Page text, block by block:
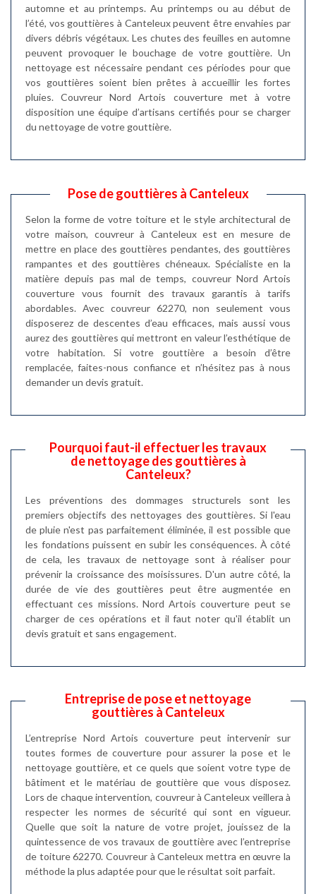
automne et au printemps. Au printemps ou au début de
l’été, vos gouttières à Canteleux peuvent être envahies par
divers débris végétaux. Les chutes des feuilles en automne
peuvent provoquer le bouchage de votre gouttière. Un
nettoyage est nécessaire pendant ces périodes pour que
vos gouttières soient bien prêtes à accueillir les fortes
pluies. Couvreur Nord Artois couverture met à votre
disposition une équipe d’artisans certifiés pour se charger
du nettoyage de votre gouttière.
Pose de gouttières à Canteleux
Selon la forme de votre toiture et le style architectural de
votre maison, couvreur à Canteleux est en mesure de
mettre en place des gouttières pendantes, des gouttières
rampantes et des gouttières chéneaux. Spécialiste en la
matière depuis pas mal de temps, couvreur Nord Artois
couverture vous fournit des travaux garantis à tarifs
abordables. Avec couvreur 62270, non seulement vous
disposerez de descentes d’eau efficaces, mais aussi vous
aurez des gouttières qui mettront en valeur l’esthétique de
votre habitation. Si votre gouttière a besoin d’être
remplacée, faites-nous confiance et n’hésitez pas à nous
demander un devis gratuit.
Pourquoi faut-il effectuer les travaux
de nettoyage des gouttières à
Canteleux?
Les préventions des dommages structurels sont les
premiers objectifs des nettoyages des gouttières. Si l'eau
de pluie n'est pas parfaitement éliminée, il est possible que
les fondations puissent en subir les conséquences. À côté
de cela, les travaux de nettoyage sont à réaliser pour
prévenir la croissance des moisissures. D'un autre côté, la
durée de vie des gouttières peut être augmentée en
effectuant ces missions. Nord Artois couverture peut se
charger de ces opérations et il faut noter qu'il établit un
devis gratuit et sans engagement.
Entreprise de pose et nettoyage
gouttières à Canteleux
L’entreprise Nord Artois couverture peut intervenir sur
toutes formes de couverture pour assurer la pose et le
nettoyage gouttière, et ce quels que soient votre type de
bâtiment et le matériau de gouttière que vous disposez.
Lors de chaque intervention, couvreur à Canteleux veillera à
respecter les normes de sécurité qui sont en vigueur.
Quelle que soit la nature de votre projet, jouissez de la
quintessence de vos travaux de gouttière avec l’entreprise
de toiture 62270. Couvreur à Canteleux mettra en œuvre la
méthode la plus adaptée pour que le résultat soit parfait.